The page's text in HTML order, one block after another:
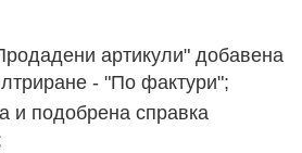
артикули" добавена
- "По фактури";
и подобрена справка